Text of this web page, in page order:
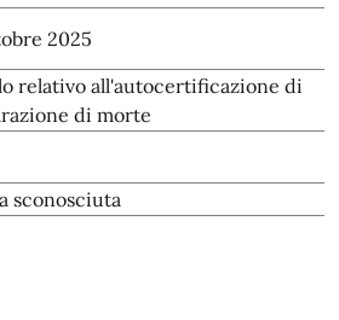
2025
relativo all'autocertificazione di
di morte
sconosciuta